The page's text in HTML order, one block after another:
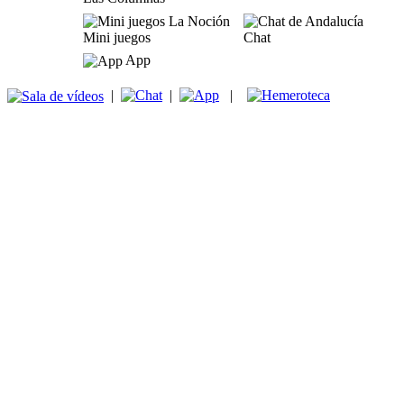
Mini juegos
Chat
App
| | |